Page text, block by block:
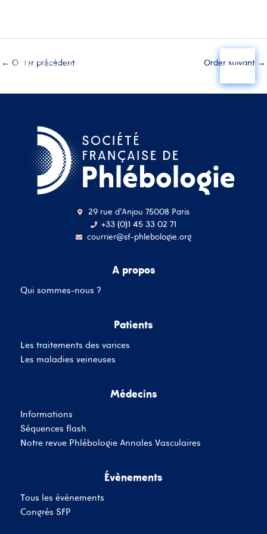
← Order précédent Order suivant →
29 rue d'Anjou 75008 Paris
+33 (0)1 45 33 02 71
courrier@sf-phlebologie.org
A propos
Qui sommes-nous ?
Patients
Les traitements des varices
Les maladies veineuses
Médecins
Informations
Séquences flash
Notre revue Phlébologie Annales Vasculaires
Évènements
Tous les évènements
Congrès SFP
adresse mail
Se souvenir de moi
SE CONNECTER
Inscrivez-Vous